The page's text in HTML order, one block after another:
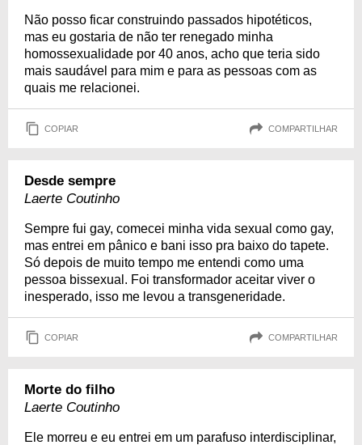
Não posso ficar construindo passados hipotéticos,
mas eu gostaria de não ter renegado minha
homossexualidade por 40 anos, acho que teria sido
mais saudável para mim e para as pessoas com as
quais me relacionei.
COPIAR COMPARTILHAR
Desde sempre
Laerte Coutinho
Sempre fui gay, comecei minha vida sexual como gay,
mas entrei em pânico e bani isso pra baixo do tapete.
Só depois de muito tempo me entendi como uma
pessoa bissexual. Foi transformador aceitar viver o
inesperado, isso me levou a transgeneridade.
COPIAR COMPARTILHAR
Morte do filho
Laerte Coutinho
Ele morreu e eu entrei em um parafuso interdisciplinar,